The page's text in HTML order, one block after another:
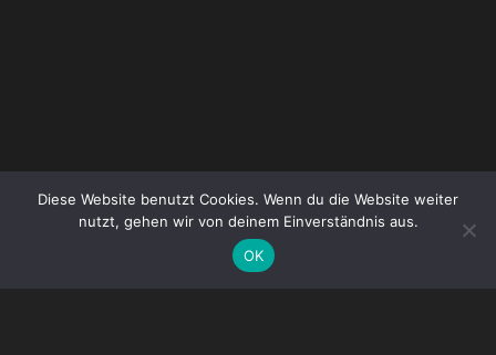
Diese Website benutzt Cookies. Wenn du die Website weiter
nutzt, gehen wir von deinem Einverständnis aus.
OK